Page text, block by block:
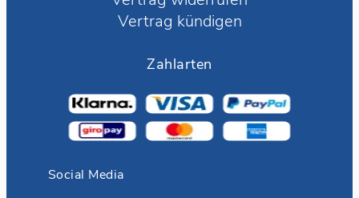
Vertrag kündigen
Zahlarten
Social Media